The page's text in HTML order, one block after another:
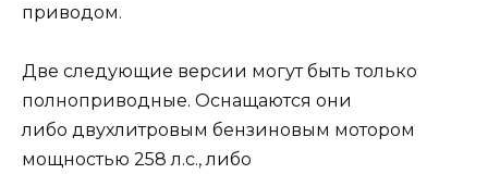
приводом.
Две следующие версии могут быть только
полноприводные. Оснащаются они
либо двухлитровым бензиновым мотором
мощностью 258 л.с., либо